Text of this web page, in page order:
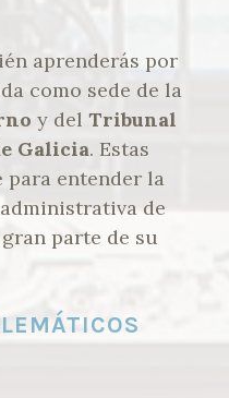
aprenderás por
como sede de la
y del Tribunal
Galicia. Estas
entender la
de
parte de su